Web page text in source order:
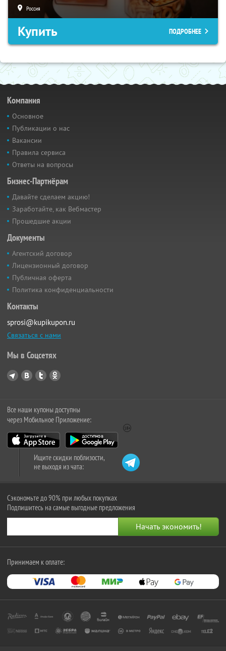
Россия
Купить ПОДРОБНЕЕ
Компания
Основное
Публикации о нас
Вакансии
Правила сервиса
Ответы на вопросы
Бизнес-Партнёрам
Давайте сделаем акцию!
Заработайте, как Вебмастер
Прошедшие акции
Документы
Агентский договор
Лицензионный договор
Публичная оферта
Политика конфиденциальности
Контакты
sprosi@kupikupon.ru
Связаться с нами
Мы в Соцсетях
Все наши купоны доступны
через Мобильное Приложение:
Ищите скидки поблизости,
не выходя из чата:
Сэкономьте до 90% при любых покупках
Подпишитесь на самые выгодные предложения
Принимаем к оплате: